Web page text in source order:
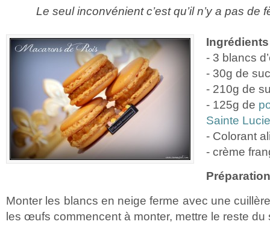
Le seul inconvénient c’est qu’il n’y a pas de
- 3 blancs
- 30g de
- 210g de
- 125g de
Sainte Lucie
- Colorant
- crème
Monter les blancs en neige ferme avec une
les œufs commencent à monter, mettre le reste du